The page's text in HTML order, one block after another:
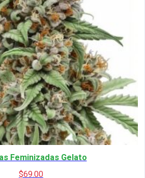
Feminizadas Gelato
$69.00